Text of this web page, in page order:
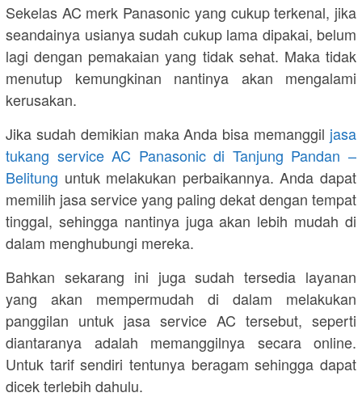
Sekelas AC merk Panasonic yang cukup terkenal, jika
seandainya usianya sudah cukup lama dipakai, belum
lagi dengan pemakaian yang tidak sehat. Maka tidak
menutup kemungkinan nantinya akan mengalami
kerusakan.
Jika sudah demikian maka Anda bisa memanggil jasa
tukang service AC Panasonic di Tanjung Pandan –
Belitung untuk melakukan perbaikannya. Anda dapat
memilih jasa service yang paling dekat dengan tempat
tinggal, sehingga nantinya juga akan lebih mudah di
dalam menghubungi mereka.
Bahkan sekarang ini juga sudah tersedia layanan
yang akan mempermudah di dalam melakukan
panggilan untuk jasa service AC tersebut, seperti
diantaranya adalah memanggilnya secara online.
Untuk tarif sendiri tentunya beragam sehingga dapat
dicek terlebih dahulu.